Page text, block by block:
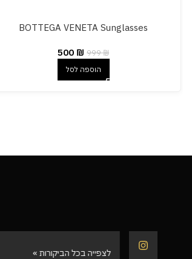
BOTTEGA VENETA Sunglasses
999₪
500 ₪
הוספה לסל
לצפייה בכל הביקורות »